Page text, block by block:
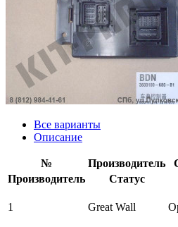
Все варианты
Описание
№ Производитель
Производитель
Статус
1 Great Wall